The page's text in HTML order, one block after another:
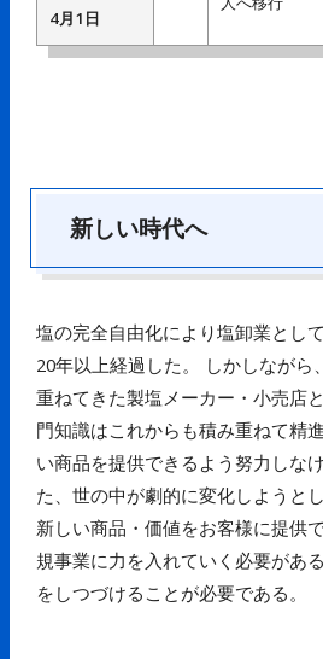
4月1日
新しい時代へ
塩の完全自由化により塩卸業とし
20年以上経過した。 しかしながら
重ねてきた製塩メーカー・小売店
門知識はこれからも積み重ねて精
い商品を提供できるよう努力しな
た、世の中が劇的に変化しようと
新しい商品・価値をお客様に提供
規事業に力を入れていく必要があ
をしつづけることが必要である。